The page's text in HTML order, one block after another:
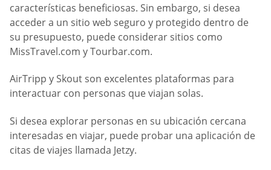
características beneficiosas. Sin embargo, si desea
acceder a un sitio web seguro y protegido dentro de
su presupuesto, puede considerar sitios como
MissTravel.com y Tourbar.com.
AirTripp y Skout son excelentes plataformas para
interactuar con personas que viajan solas.
Si desea explorar personas en su ubicación cercana
interesadas en viajar, puede probar una aplicación de
citas de viajes llamada Jetzy.